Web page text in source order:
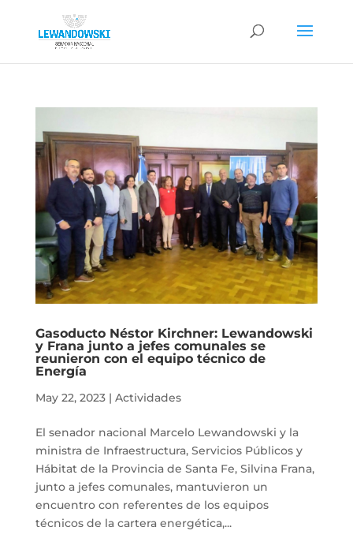
Gasoducto Néstor Kirchner: Lewandowski
y Frana junto a jefes comunales se
reunieron con el equipo técnico de
Energía
May 22, 2023| Actividades
El senador nacional Marcelo Lewandowski y la
ministra de Infraestructura, Servicios Públicos y
Hábitat de la Provincia de Santa Fe, Silvina Frana,
junto a jefes comunales, mantuvieron un
encuentro con referentes de los equipos
técnicos de la cartera energética,...